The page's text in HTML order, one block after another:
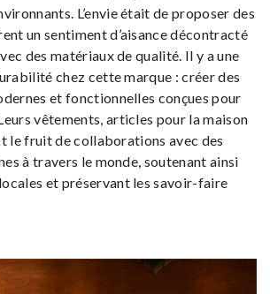
L’envie était de proposer des
un sentiment d’aisance décontracté
des matériaux de qualité. Il y a une
chez cette marque : créer des
et fonctionnelles conçues pour
vêtements, articles pour la maison
le fruit de collaborations avec des
à travers le monde, soutenant ainsi
et préservant les savoir-faire